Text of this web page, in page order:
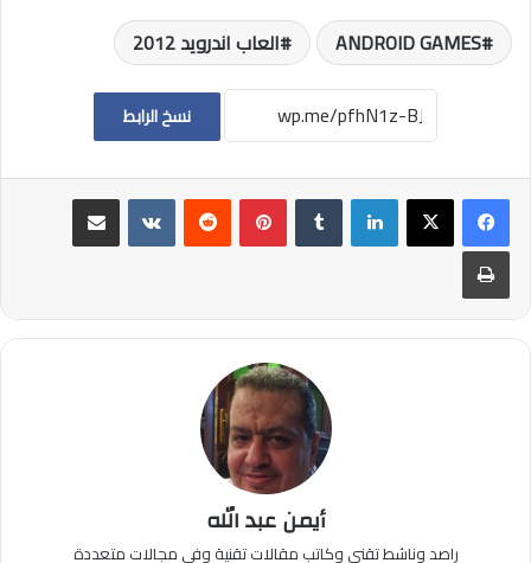
ANDROID GAMES العاب اندرويد 2012
نسخ الرابط
لينكدإن بينتيريست
مشاركة عبر البريد
طباعة
أيمن عبد الله
راصد وناشط تقني وكاتب مقالات تقنية وفي مجالات متعددة